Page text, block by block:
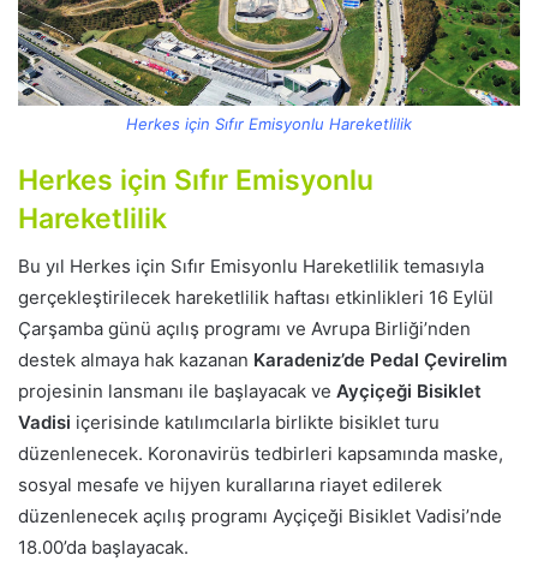
Herkes için Sıfır Emisyonlu Hareketlilik
Herkes için Sıfır Emisyonlu
Hareketlilik
Bu yıl Herkes için Sıfır Emisyonlu Hareketlilik temasıyla
gerçekleştirilecek hareketlilik haftası etkinlikleri 16 Eylül
Çarşamba günü açılış programı ve Avrupa Birliği’nden
destek almaya hak kazanan Karadeniz’de Pedal Çevirelim
projesinin lansmanı ile başlayacak ve Ayçiçeği Bisiklet
Vadisi içerisinde katılımcılarla birlikte bisiklet turu
düzenlenecek. Koronavirüs tedbirleri kapsamında maske,
sosyal mesafe ve hijyen kurallarına riayet edilerek
düzenlenecek açılış programı Ayçiçeği Bisiklet Vadisi’nde
18.00’da başlayacak.